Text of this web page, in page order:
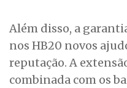
Além disso, a
nos HB20 novos
reputação. A
combinada com os